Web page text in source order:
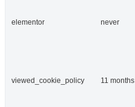
elementor never
viewed_cookie_policy 11 months